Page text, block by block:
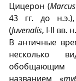
Цицерон (
43 гг. до
(Juvenalis, I-II вв.
В античные
несколько
названием «